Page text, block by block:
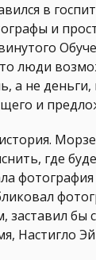
в
и
люди
а не
и
где
заставил бы
Настигло